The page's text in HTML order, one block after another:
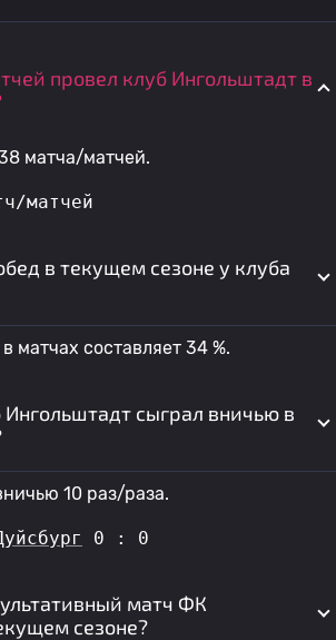
провел клуб Ингольштадт в
матча/матчей.
матчей
в текущем сезоне у клуба
матчах составляет 34 %.
Ингольштадт сыграл вничью в
10 раз/раза.
0 : 0
матч ФК
сезоне?